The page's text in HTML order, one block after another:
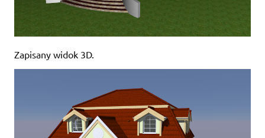
Zapisany widok 3D.